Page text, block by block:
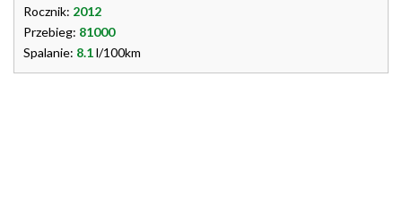
Rocznik: 2012
Przebieg: 81000
Spalanie: 8.1l/100km